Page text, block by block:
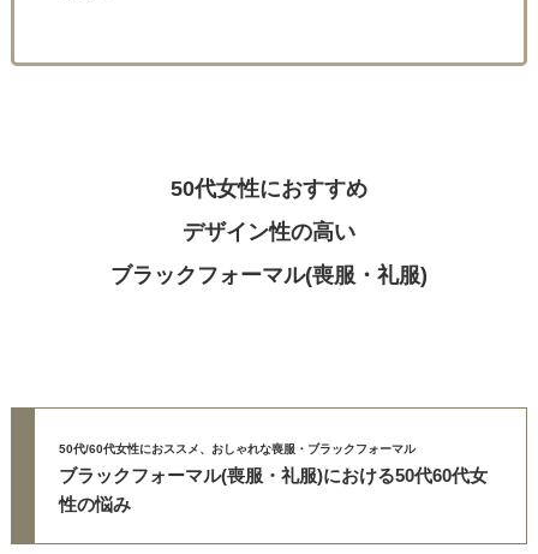
50代女性におすすめ
デザイン性の高い
ブラックフォーマル(喪服・礼服)
50代/60代女性におススメ、おしゃれな喪服・ブラックフォーマル
ブラックフォーマル(喪服・礼服)における50代60代女
性の悩み